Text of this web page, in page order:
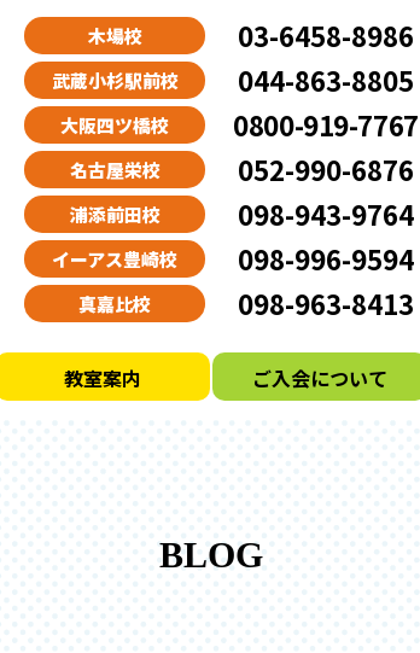
木場校 03-6458-8986
武蔵小杉駅前校 044-863-8805
大阪四ツ橋校 0800-919-7767
名古屋栄校 052-990-6876
浦添前田校 098-943-9764
イーアス豊崎校 098-996-9594
真嘉比校 098-963-8413
教室案内 ご入会について
BLOG